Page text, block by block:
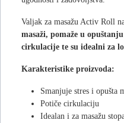
Valjak za masažu Activ Roll
masaži, pomaže u
cirkulacije te su idealni za
Karakteristike proizvoda:
Smanjuje stres i opušta
Potiče cirkulaciju
Idealan i za masažu